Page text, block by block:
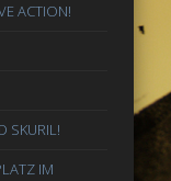
ACTION!
SKURIL!
IM